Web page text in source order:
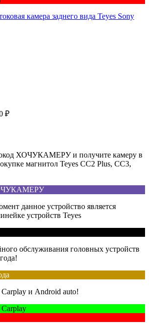
камера заднего вида Teyes Sony
₽
ХОЧУКАМЕРУ и получите камеру в
магнитол Teyes CC2 Plus, CC3,
данное устройство является
устройств Teyes
обслуживания головных устройств
и Android auto!